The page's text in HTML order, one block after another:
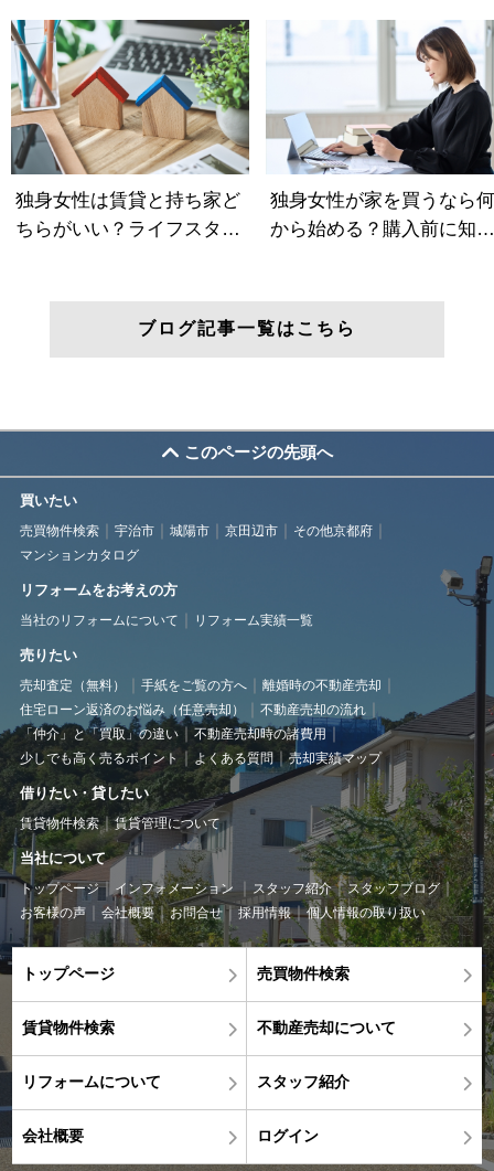
ブログ記事一覧はこちら
このページの先頭へ
買いたい
売買物件検索 宇治市 城陽市 京田辺市
その他京都府
マンションカタログ
リフォームをお考えの方
当社のリフォームについて リフォーム実績一覧
売りたい
売却査定（無料） 手紙をご覧の方へ
離婚時の不動産売却
住宅ローン返済のお悩み（任意売却）
不動産売却の流れ
「仲介」と「買取」の違い
不動産売却時の諸費用
少しでも高く売るポイント
よくある質問 売却実績マップ
借りたい・貸したい
賃貸物件検索 賃貸管理について
当社について
トップページ インフォメーション スタッフ紹介
スタッフブログ
お客様の声
会社概要 お問合せ 採用情報 個人情報の取り扱い
トップページ 売買物件検索
賃貸物件検索 不動産売却について
リフォームについて スタッフ紹介
会社概要 ログイン